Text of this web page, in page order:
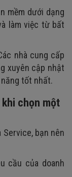
mềm dưới dạng
làm việc từ bất
nhà cung cấp
xuyên cập nhật
tốt nhất.
chọn một
bạn nên
cầu của doanh